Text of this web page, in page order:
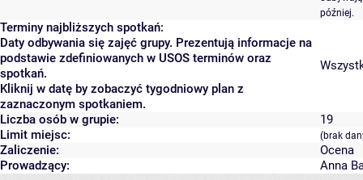
później.
Terminy najbliższych spotkań:
Daty odbywania się zajęć grupy. Prezentują informacje na
podstawie zdefiniowanych w USOS terminów oraz
spotkań.
Kliknij w datę by zobaczyć tygodniowy plan z
zaznaczonym spotkaniem.
Liczba osób w grupie:
19
Limit miejsc:
(brak
Zaliczenie:
Ocena
Prowadzący:
Anna